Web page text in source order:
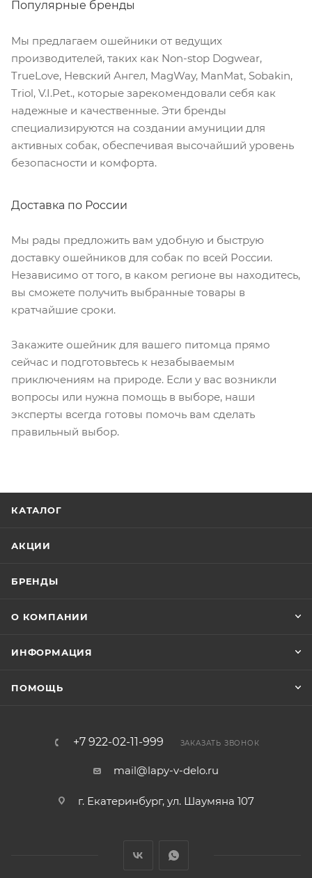
Популярные бренды
Мы предлагаем ошейники от ведущих
производителей, таких как Non-stop Dogwear,
TrueLove, Невский Ангел, MagWay, ManMat, Sobakin,
Triol, V.I.Pet., которые зарекомендовали себя как
надежные и качественные. Эти бренды
специализируются на создании амуниции для
активных собак, обеспечивая высочайший уровень
безопасности и комфорта.
Доставка по России
Мы рады предложить вам удобную и быструю
доставку ошейников для собак по всей России.
Независимо от того, в каком регионе вы находитесь,
вы сможете получить выбранные товары в
кратчайшие сроки.
Закажите ошейник для вашего питомца прямо
сейчас и подготовьтесь к незабываемым
приключениям на природе. Если у вас возникли
вопросы или нужна помощь в выборе, наши
эксперты всегда готовы помочь вам сделать
правильный выбор.
КАТАЛОГ
АКЦИИ
БРЕНДЫ
О КОМПАНИИ
ИНФОРМАЦИЯ
ПОМОЩЬ
+7 922-02-11-999 ЗАКАЗАТЬ ЗВОНОК
mail@lapy-v-delo.ru
г. Екатеринбург, ул. Шаумяна 107